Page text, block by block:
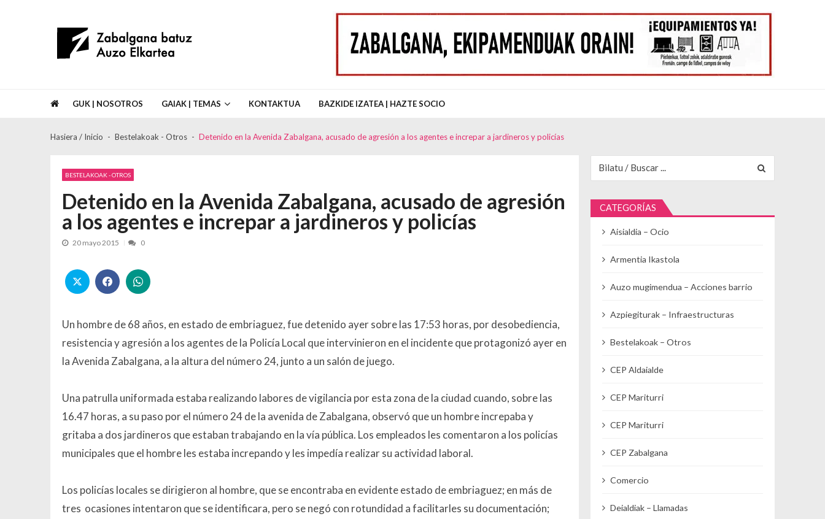
Asociación de Vecinos Zabalgana Batuz Auzo Elkartea
GUK | NOSOTROS GAIAK | TEMAS KONTAKTUA BAZKIDE IZATEA | HAZTE SOCIO
Hasiera / Inicio Bestelakoak - Otros Detenido en la Avenida Zabalgana, acusado de agresión a los agentes e increpar a jardineros y policías
BESTELAKOAK - OTROS
Detenido en la Avenida Zabalgana, acusado de agresión
a los agentes e increpar a jardineros y policías
20 mayo 2015 0
Un hombre de 68 años, en estado de embriaguez, fue detenido ayer sobre las 17:53 horas, por desobediencia,
resistencia y agresión a los agentes de la Policía Local que intervinieron en el incidente que protagonizó ayer en
la Avenida Zabalgana, a la altura del número 24, junto a un salón de juego.
Una patrulla uniformada estaba realizando labores de vigilancia por esta zona de la ciudad cuando, sobre las
16.47 horas, a su paso por el número 24 de la avenida de Zabalgana, observó que un hombre increpaba y
gritaba a dos jardineros que estaban trabajando en la vía pública. Los empleados les comentaron a los policías
municipales que el hombre les estaba increpando y les impedía realizar su actividad laboral.
Los policías locales se dirigieron al hombre, que se encontraba en evidente estado de embriaguez; en más de
tres ocasiones intentaron que se identificara, pero se negó con rotundidad a facilitarles su documentación;
CATEGORÍAS
Aisialdia – Ocio
Armentia Ikastola
Auzo mugimendua – Acciones barrio
Azpiegiturak – Infraestructuras
Bestelakoak – Otros
CEP Aldaialde
CEP Mariturri
CEP Mariturri
CEP Zabalgana
Comercio
Deialdiak – Llamadas